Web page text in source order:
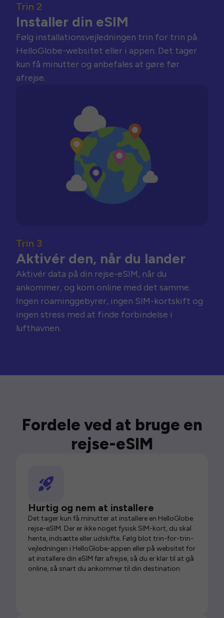
Trin 2
Installer din eSIM
Følg installationsvejledningen trin for trin på
HelloGlobe-websitet eller i appen. Det tager
kun få minutter og anbefales at gøre før
afrejse.
Trin 3
Aktivér den, når du lander
Aktivér data på din rejse-eSIM, når du
ankommer, og kom online med det samme.
Ingen roaminggebyrer, ingen SIM-kortskift og
ingen stress med at finde forbindelse i
lufthavnen.
Fordele ved at bruge en
rejse-eSIM
Hurtig og nem at installere
Det tager kun få minutter at installere en HelloGlobe
rejse-eSIM. Der er ikke noget fysisk SIM-kort, du skal
hente, indsætte eller udskifte. Følg blot trin-for-trin-
vejledningen i HelloGlobe-appen eller på websitet for
at installere din eSIM før afrejse, så du er klar til at gå
online, så snart du ankommer til din destination.